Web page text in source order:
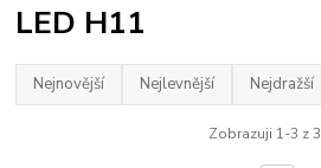
LED H11
Nejnovější Nejlevnější Nejdražší
Zobrazuji 1-3 z 3